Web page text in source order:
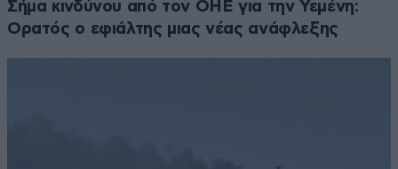
Σήμα κινδύνου από τον ΟΗΕ για την Υεμένη:
Ορατός ο εφιάλτης μιας νέας ανάφλεξης